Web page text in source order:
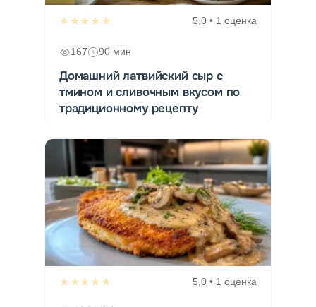
★★★★★ 5,0 • 1 оценка
167 90 мин
Домашний латвийский сыр с
тмином и сливочным вкусом по
традиционному рецепту
★★★★★ 5,0 • 1 оценка